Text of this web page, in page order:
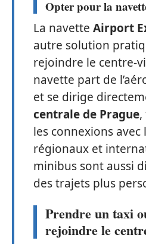
Opter pour la
La navette Airport
autre solution
rejoindre le centre-
navette part de
et se dirige
centrale de Prague
les connexions avec
régionaux et
minibus sont aussi
des trajets plus
Prendre un taxi
rejoindre le